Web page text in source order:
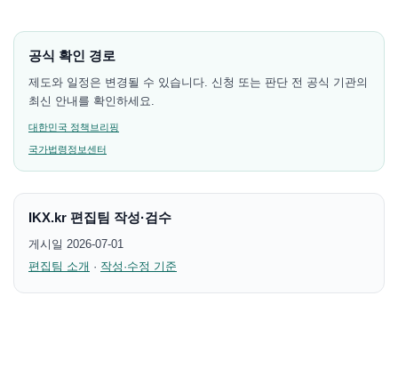
공식 확인 경로
제도와 일정은 변경될 수 있습니다. 신청 또는 판단 전 공식 기관의
최신 안내를 확인하세요.
대한민국 정책브리핑
국가법령정보센터
IKX.kr 편집팀 작성·검수
게시일 2026-07-01
편집팀 소개 · 작성·수정 기준